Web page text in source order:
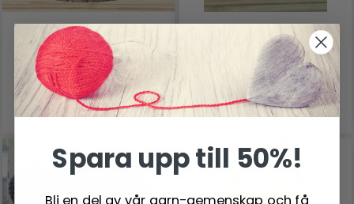
GO HANDMADE MOSS
STITCH KURVE MED
LÅG
0.00 SEK
GO HANDMADE MOSS
STITCH KURVE MED
PU-LÆDERBUNDE
0.00 SEK
Spara upp till 50%!
Bli en del av vår garn-gemenskap och få